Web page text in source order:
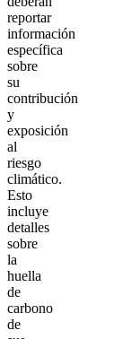
reportar
información
específica
sobre
su
contribución
y
exposición
al
riesgo
climático.
Esto
incluye
detalles
sobre
la
huella
de
carbono
de